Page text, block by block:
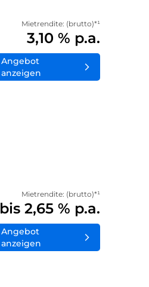
Mietrendite: (brutto)*¹
3,10 % p.a.
Angebot
anzeigen
Mietrendite: (brutto)*¹
bis 2,65 % p.a.
Angebot
anzeigen